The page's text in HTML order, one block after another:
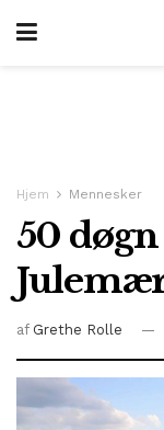
Hjem Mennesker
50
af Grethe Rolle